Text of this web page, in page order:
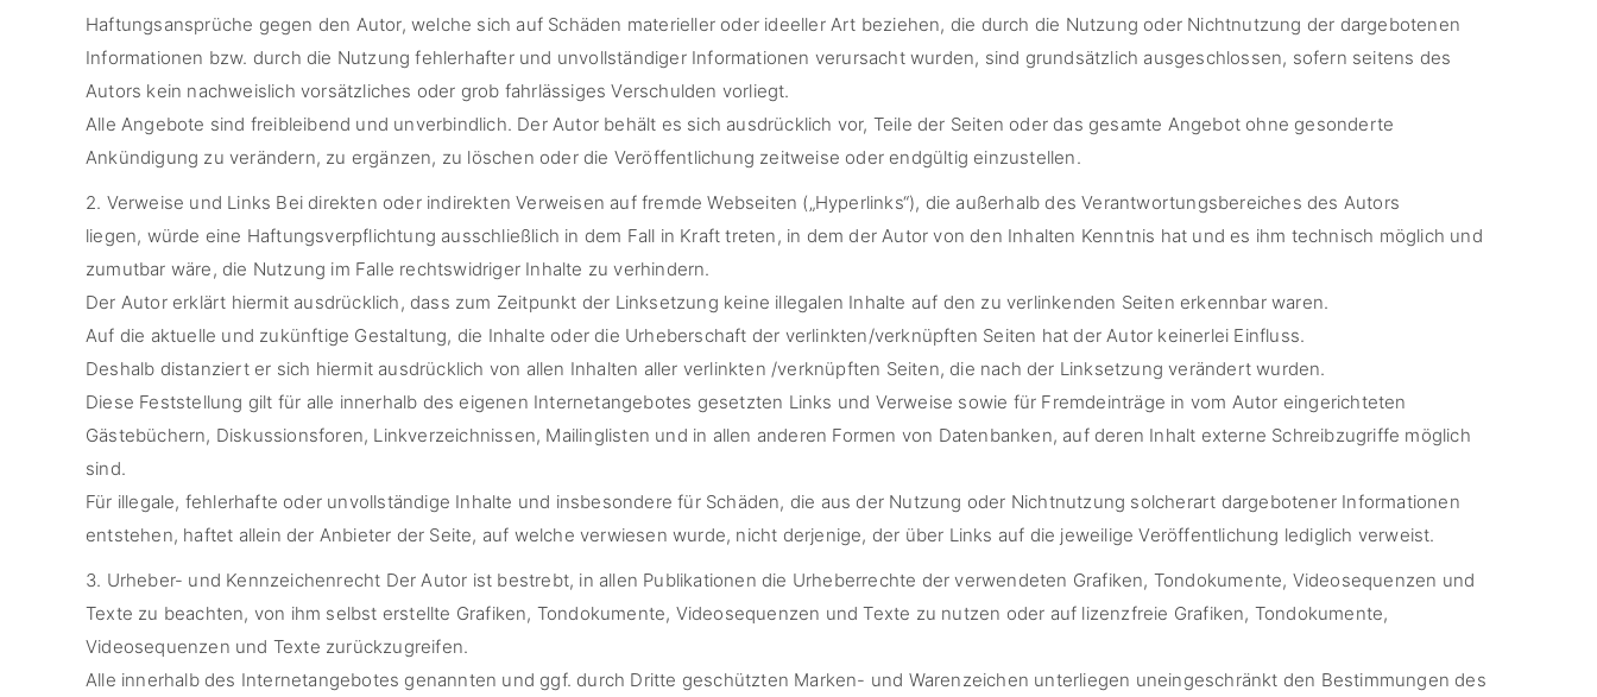
Haftungsansprüche gegen den Autor, welche sich auf Schäden materieller oder ideeller Art beziehen, die durch die Nutzung oder Nichtnutzung der dargebotenen
Informationen bzw. durch die Nutzung fehlerhafter und unvollständiger Informationen verursacht wurden, sind grundsätzlich ausgeschlossen, sofern seitens des
Autors kein nachweislich vorsätzliches oder grob fahrlässiges Verschulden vorliegt.
Alle Angebote sind freibleibend und unverbindlich. Der Autor behält es sich ausdrücklich vor, Teile der Seiten oder das gesamte Angebot ohne gesonderte
Ankündigung zu verändern, zu ergänzen, zu löschen oder die Veröffentlichung zeitweise oder endgültig einzustellen.
2. Verweise und Links Bei direkten oder indirekten Verweisen auf fremde Webseiten („Hyperlinks“), die außerhalb des Verantwortungsbereiches des Autors
liegen, würde eine Haftungsverpflichtung ausschließlich in dem Fall in Kraft treten, in dem der Autor von den Inhalten Kenntnis hat und es ihm technisch möglich und
zumutbar wäre, die Nutzung im Falle rechtswidriger Inhalte zu verhindern.
Der Autor erklärt hiermit ausdrücklich, dass zum Zeitpunkt der Linksetzung keine illegalen Inhalte auf den zu verlinkenden Seiten erkennbar waren.
Auf die aktuelle und zukünftige Gestaltung, die Inhalte oder die Urheberschaft der verlinkten/verknüpften Seiten hat der Autor keinerlei Einfluss.
Deshalb distanziert er sich hiermit ausdrücklich von allen Inhalten aller verlinkten /verknüpften Seiten, die nach der Linksetzung verändert wurden.
Diese Feststellung gilt für alle innerhalb des eigenen Internetangebotes gesetzten Links und Verweise sowie für Fremdeinträge in vom Autor eingerichteten
Gästebüchern, Diskussionsforen, Linkverzeichnissen, Mailinglisten und in allen anderen Formen von Datenbanken, auf deren Inhalt externe Schreibzugriffe möglich
sind.
Für illegale, fehlerhafte oder unvollständige Inhalte und insbesondere für Schäden, die aus der Nutzung oder Nichtnutzung solcherart dargebotener Informationen
entstehen, haftet allein der Anbieter der Seite, auf welche verwiesen wurde, nicht derjenige, der über Links auf die jeweilige Veröffentlichung lediglich verweist.
3. Urheber- und Kennzeichenrecht Der Autor ist bestrebt, in allen Publikationen die Urheberrechte der verwendeten Grafiken, Tondokumente, Videosequenzen und
Texte zu beachten, von ihm selbst erstellte Grafiken, Tondokumente, Videosequenzen und Texte zu nutzen oder auf lizenzfreie Grafiken, Tondokumente,
Videosequenzen und Texte zurückzugreifen.
Alle innerhalb des Internetangebotes genannten und ggf. durch Dritte geschützten Marken- und Warenzeichen unterliegen uneingeschränkt den Bestimmungen des